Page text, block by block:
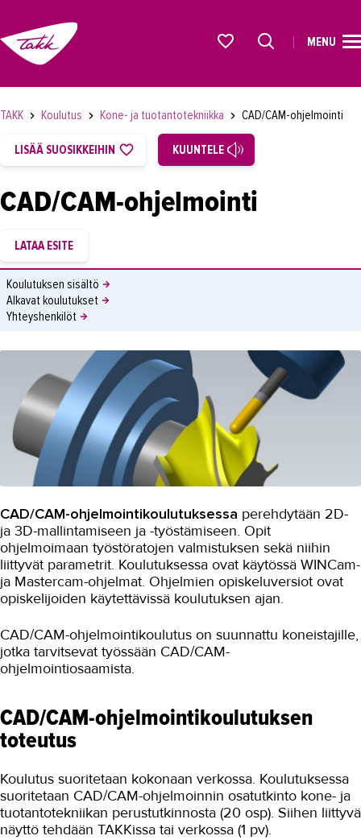
YRITYKSILLE
TAKK
AJANKOHTAISTA
OMA TAKK
YHTEYSTIEDOT
MENU
TAKK Koulutus Kone- ja tuotantotekniikka CAD/CAM-ohjelmointi
LISÄÄ SUOSIKKEIHIN KUUNTELE
CAD/CAM-ohjelmointi
Koulutuksen sisältö
Alkavat koulutukset
Yhteyshenkilöt
CAD/CAM-ohjelmointikoulutuksessa perehdytään 2D-
ja 3D-mallintamiseen ja -työstämiseen. Opit
ohjelmoimaan työstöratojen valmistuksen sekä niihin
liittyvät parametrit. Koulutuksessa ovat käytössä WINCam-
ja Mastercam-ohjelmat. Ohjelmien opiskeluversiot ovat
opiskelijoiden käytettävissä koulutuksen ajan.
CAD/CAM-ohjelmointikoulutus on suunnattu koneistajille,
jotka tarvitsevat työssään CAD/CAM-
ohjelmointiosaamista.
CAD/CAM-ohjelmointikoulutuksen
toteutus
Koulutus suoritetaan kokonaan verkossa. Koulutuksessa
suoritetaan CAD/CAM-ohjelmoinnin osatutkinto kone- ja
tuotantotekniikan perustutkinnosta (20 osp). Siihen liittyvä
näyttö tehdään TAKKissa tai verkossa (1 pv).